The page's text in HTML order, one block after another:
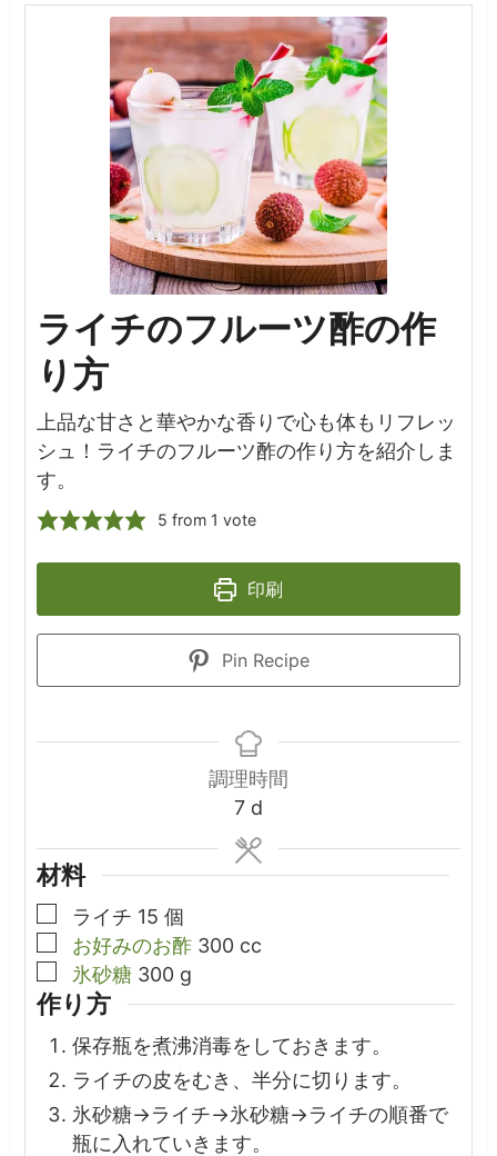
ライチのフルーツ酢の作
り方
上品な甘さと華やかな香りで心も体もリフレッ
シュ！ライチのフルーツ酢の作り方を紹介しま
す。
5 from 1 vote
印刷
Pin Recipe
調理時間
7days
d
材料
▢
ライチ 15 個
▢
お好みのお酢 300 cc
▢
氷砂糖 300 g
作り方
保存瓶を煮沸消毒をしておきます。
ライチの皮をむき、半分に切ります。
氷砂糖→ライチ→氷砂糖→ライチの順番で
瓶に入れていきます。